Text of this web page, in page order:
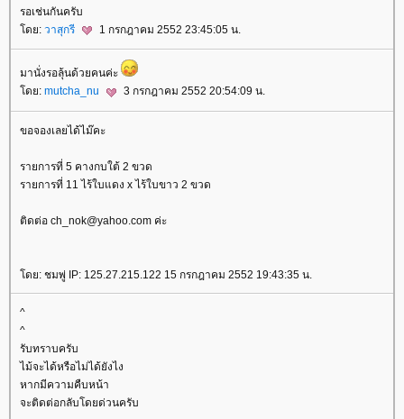
รอเช่นกันครับ
ดย: วาสุกรี 1 กรกฎาคม 2552 23:45:05 น.
มานั่งรอลุ้นด้วยคนค่ะ
ดย: mutcha_nu 3 กรกฎาคม 2552 20:54:09 น.
ขอจองเลยได้ไม๊คะ
รายการที่ 5 คางกบใต้ 2 ขวด
รายการที่ 11 ไร้ใบแดง x ไร้ใบขาว 2 ขวด
ติดต่อ ch_nok@yahoo.com ค่ะ
ดย: ชมพู่ IP: 125.27.215.122 15 กรกฎาคม 2552 19:43:35 น.
^
^
รับทราบครับ
ไม้จะได้หรือไม่ได้ยังไง
หากมีความคืบหน้า
จะติดต่อกลับโดยด่วนครับ